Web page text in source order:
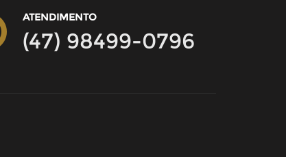
ATENDIMENTO
(47) 98499-0796